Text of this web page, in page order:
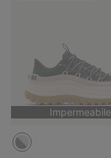
Impermeabile